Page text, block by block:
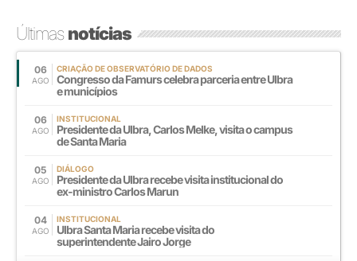
Últimasnotícias
06
AGO
CRIAÇÃO DE OBSERVATÓRIO DE DADOS
Congresso da Famurs celebra parceria entre Ulbra
e municípios
06
AGO
INSTITUCIONAL
Presidente da Ulbra, Carlos Melke, visita o campus
de Santa Maria
05
AGO
DIÁLOGO
Presidente da Ulbra recebe visita institucional do
ex-ministro Carlos Marun
04
AGO
INSTITUCIONAL
Ulbra Santa Maria recebe visita do
superintendente Jairo Jorge